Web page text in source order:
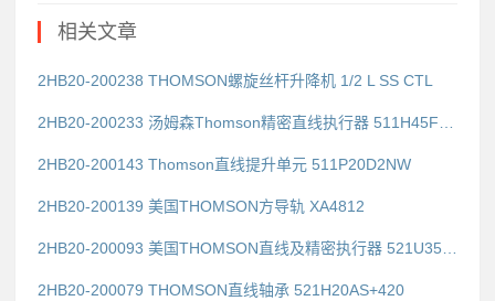
相关文章
2HB20-200238 THOMSON螺旋丝杆升降机 1/2 L SS CTL
2HB20-200143 Thomson直线提升单元 511P20D2NW
2HB20-200139 美国THOMSON方导轨 XA4812
2HB20-200079 THOMSON直线轴承 521H20AS+420